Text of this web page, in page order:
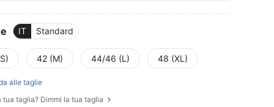
IT Standard
42 (M) 44/46 (L) 48 (XL)
alle taglie
tua taglia? Dimmi la tua taglia